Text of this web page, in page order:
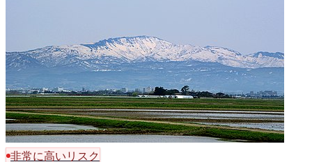
非常に高いリスク